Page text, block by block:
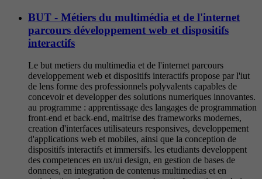
BUT - Métiers du multimédia et de l'internet
parcours développement web et dispositifs
interactifs
Le but metiers du multimedia et de l'internet parcours
developpement web et dispositifs interactifs propose par l'iut
de lens forme des professionnels polyvalents capables de
concevoir et developper des solutions numeriques innovantes.
au programme : apprentissage des langages de programmation
front-end et back-end, maitrise des frameworks modernes,
creation d'interfaces utilisateurs responsives, developpement
d'applications web et mobiles, ainsi que la conception de
dispositifs interactifs et immersifs. les etudiants developpent
des competences en ux/ui design, en gestion de bases de
donnees, en integration de contenus multimedias et en